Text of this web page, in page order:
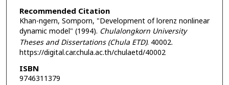
Recommended Citation
Khan-ngern, Somporn, "Development of lorenz nonlinear
dynamic model" (1994). Chulalongkorn University
Theses and Dissertations (Chula ETD). 40002.
https://digital.car.chula.ac.th/chulaetd/40002
ISBN
9746311379